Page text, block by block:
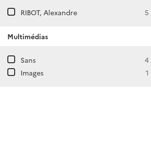
RIBOT, Alexandre 5
Multimédias
Sans
4
Images
1